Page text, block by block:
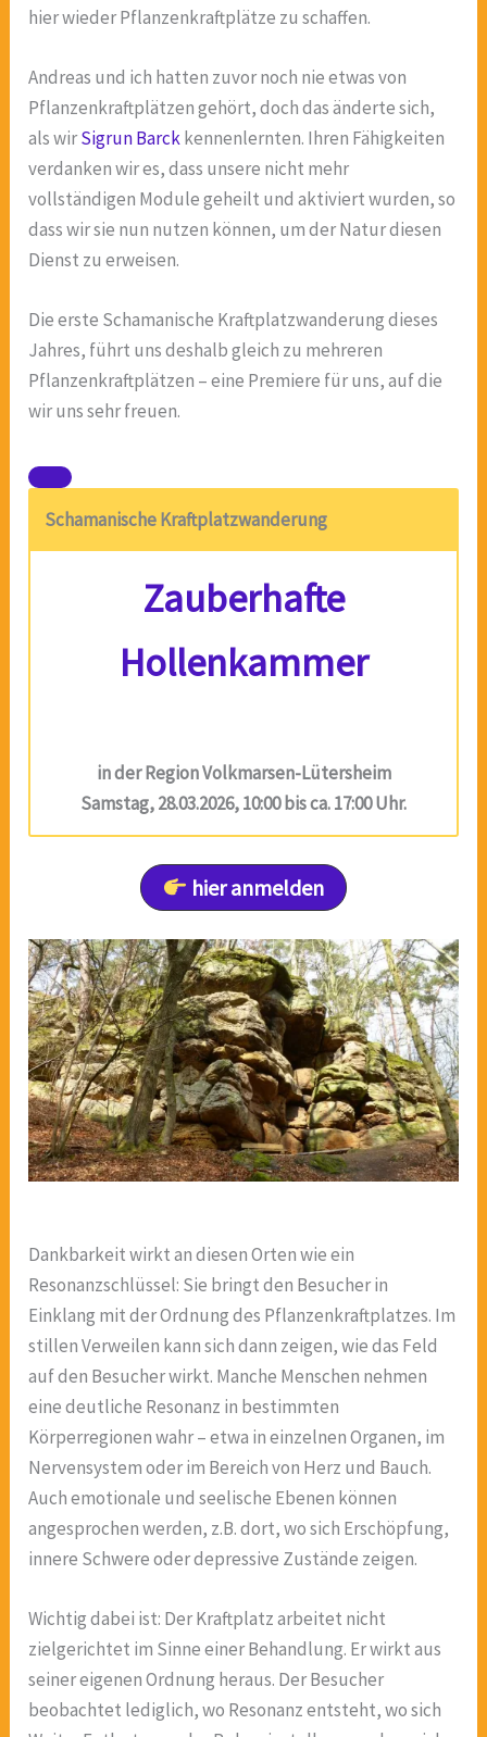
hier wieder Pflanzenkraftplätze zu schaffen.
Andreas und ich hatten zuvor noch nie etwas von
Pflanzenkraftplätzen gehört, doch das änderte sich,
als wirSigrun Barckkennenlernten. Ihren Fähigkeiten
verdanken wir es, dass unsere nicht mehr
vollständigen Module geheilt und aktiviert wurden, so
dass wir sie nun nutzen können, um der Natur diesen
Dienst zu erweisen.
Die erste Schamanische Kraftplatzwanderung dieses
Jahres, führt uns deshalb gleich zu mehreren
Pflanzenkraftplätzen – eine Premiere für uns, auf die
wir uns sehr freuen.
Schamanische Kraftplatzwanderung
Zauberhafte
Hollenkammer
in der Region Volkmarsen-Lütersheim
Samstag, 28.03.2026, 10:00 bis ca. 17:00 Uhr.
hier anmelden
Dankbarkeit wirkt an diesen Orten wie ein
Resonanzschlüssel: Sie bringt den Besucher in
Einklang mit der Ordnung des Pflanzenkraftplatzes. Im
stillen Verweilen kann sich dann zeigen, wie das Feld
auf den Besucher wirkt. Manche Menschen nehmen
eine deutliche Resonanz in bestimmten
Körperregionen wahr – etwa in einzelnen Organen, im
Nervensystem oder im Bereich von Herz und Bauch.
Auch emotionale und seelische Ebenen können
angesprochen werden, z.B. dort, wo sich Erschöpfung,
innere Schwere oder depressive Zustände zeigen.
Wichtig dabei ist: Der Kraftplatz arbeitet nicht
zielgerichtet im Sinne einer Behandlung. Er wirkt aus
seiner eigenen Ordnung heraus. Der Besucher
beobachtet lediglich, wo Resonanz entsteht, wo sich